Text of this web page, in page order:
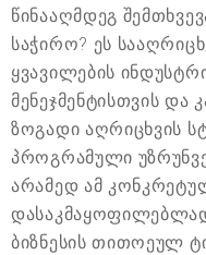
წინააღმდეგ
საჭირო? ეს
ყვავილების
მენეჯმენტისთვის
ზოგადი აღრიცხვის
პროგრამული
არამედ ამ
ბიზნესის თითოეულ